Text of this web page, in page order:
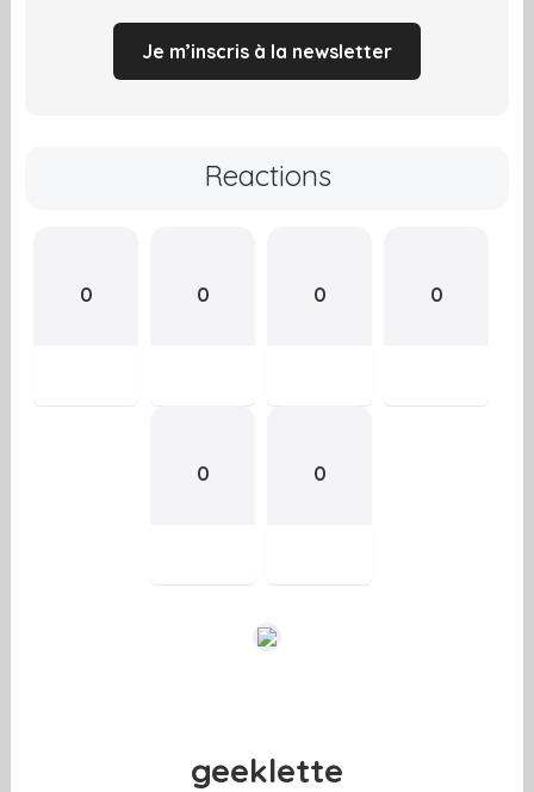
Je m’inscris à la newsletter
Reactions
0 0 0 0
0 0
geeklette